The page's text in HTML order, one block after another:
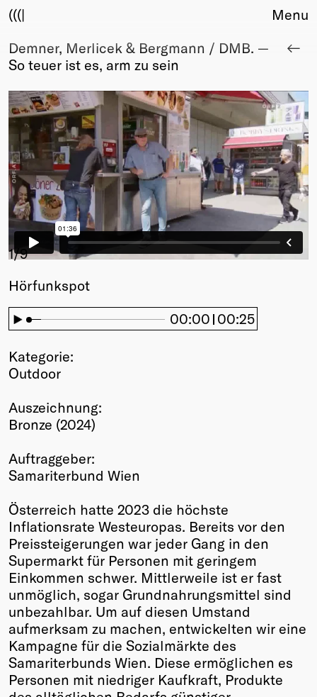
(((|
About
Club
Sponsors
Fair Work
TBD
Events
Upcoming
Past
Membership
Info
Young Creatives
Friends of Creativity
2026
Past
Menu
Demner, Merlicek & Bergmann / DMB. —
So teuer ist es, arm zu sein
1/9
Hörfunkspot
00:00 00:25
Kategorie:
Outdoor
Auszeichnung:
Bronze (2024)
Auftraggeber:
Samariterbund Wien
Österreich hatte 2023 die höchste
Inflationsrate Westeuropas. Bereits vor den
Preissteigerungen war jeder Gang in den
Supermarkt für Personen mit geringem
Einkommen schwer. Mittlerweile ist er fast
unmöglich, sogar Grundnahrungsmittel sind
unbezahlbar. Um auf diesen Umstand
aufmerksam zu machen, entwickelten wir eine
Kampagne für die Sozialmärkte des
Samariterbunds Wien. Diese ermöglichen es
Personen mit niedriger Kaufkraft, Produkte